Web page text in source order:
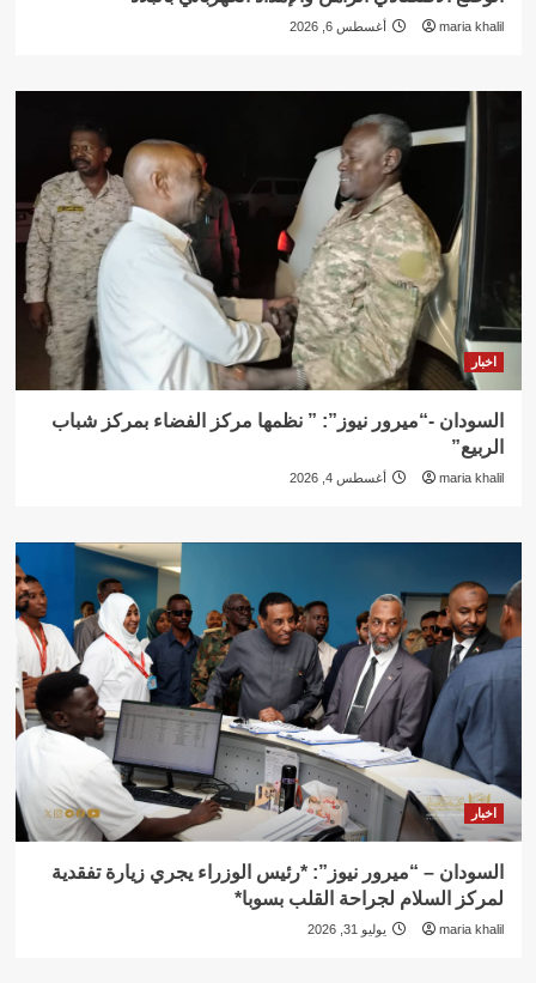
maria khalil أغسطس 6, 2026
اخبار
السودان -“ميرور نيوز”: ” نظمها مركز الفضاء بمركز شباب
الربيع”
maria khalil أغسطس 4, 2026
اخبار
السودان – “ميرور نيوز”: *رئيس الوزراء يجري زيارة تفقدية
لمركز السلام لجراحة القلب بسوبا*
maria khalil يوليو 31, 2026